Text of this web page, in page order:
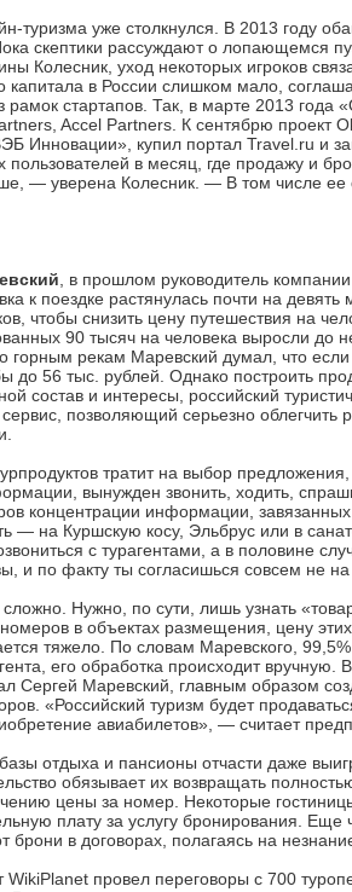
уже столкнулся. В 2013 году
скептики рассуждают о лопающемся
Колесник, уход некоторых игроков
капитала в России слишком мало,
стартапов. Так, в марте 2013 года
Accel Partners. К сентябрю проект
Инновации», купил портал Travel.ru и
в месяц, где продажу и
— уверена Колесник. — В том числе ее
, в прошлом руководитель
к поездке растянулась почти на
чтобы снизить цену путешествия на
90 тысяч на человека выросли
горным рекам Маревский думал, что
до 56 тыс. рублей. Однако построить
состав и интересы, российский
позволяющий серьезно
тратит на выбор
вынужден звонить, ходить,
концентрации информации,
— на Куршскую косу, Эльбрус или в
с турагентами, а в половине
и по факту ты согласишься совсем не
Нужно, по сути, лишь узнать
в объектах размещения, цену
тяжело. По словам Маревского, 99,5%
его обработка происходит
Сергей Маревский, главным образом
«Российский туризм будет
авиабилетов», — считает
отдыха и пансионы отчасти даже
обязывает их возвращать
цены за номер. Некоторые
плату за услугу бронирования.
в договорах, полагаясь на
WikiPlanet провел переговоры с 700